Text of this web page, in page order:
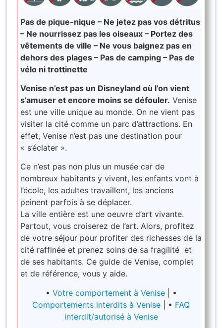
Pas de pique-nique – Ne jetez pas vos détritus
– Ne nourrissez pas les oiseaux – Portez des
vêtements de ville – Ne vous baignez pas en
dehors des plages – Pas de camping – Pas de
vélo ni trottinette
Venise n’est pas un Disneyland où l’on vient
s’amuser et encore moins se défouler. Venise
est une ville unique au monde. On ne vient pas
visiter la cité comme un parc d’attractions. En
effet, Venise n’est pas une destination pour
« s’éclater ».
Ce n’est pas non plus un musée car de
nombreux habitants y vivent, les enfants vont à
l’école, les adultes travaillent, les anciens
peinent parfois à se déplacer.
La ville entière est une oeuvre d’art vivante.
Partout, vous croiserez de l’art. Alors, profitez
de votre séjour pour profiter des richesses de la
cité raffinée et prenez soins de sa fragilité et
de ses habitants. Ce guide de Venise, complet
et de référence, vous y aide.
• Votre comportement à Venise| •
Comportements interdits à Venise | • FAQ
interdit/autorisé à Venise